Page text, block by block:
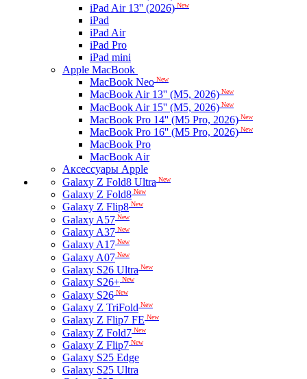
iPad Air 13'' (2026) New
iPad
iPad Air
iPad Pro
iPad mini
Apple MacBook
MacBook Neo New
MacBook Air 13'' (M5, 2026) New
MacBook Air 15'' (M5, 2026) New
MacBook Pro 14'' (M5 Pro, 2026) New
MacBook Pro 16'' (M5 Pro, 2026) New
MacBook Pro
MacBook Air
Аксессуары Apple
Galaxy Z Fold8 Ultra New
Galaxy Z Fold8 New
Galaxy Z Flip8 New
Galaxy A57 New
Galaxy A37 New
Galaxy A17 New
Galaxy A07 New
Galaxy S26 Ultra New
Galaxy S26+ New
Galaxy S26 New
Galaxy Z TriFold New
Galaxy Z Flip7 FE New
Galaxy Z Fold7 New
Galaxy Z Flip7 New
Galaxy S25 Edge
Galaxy S25 Ultra